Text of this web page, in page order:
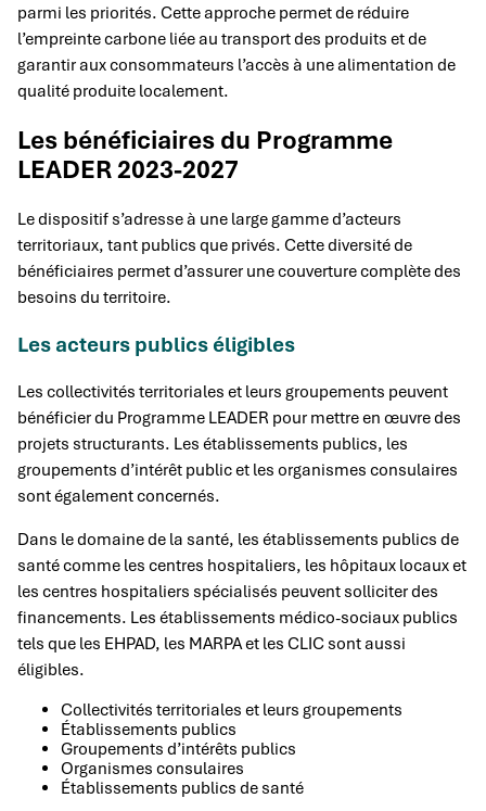
parmi les priorités. Cette approche permet de réduire
l’empreinte carbone liée au transport des produits et de
garantir aux consommateurs l’accès à une alimentation de
qualité produite localement.
Les bénéficiaires du Programme
LEADER 2023-2027
Le dispositif s’adresse à une large gamme d’acteurs
territoriaux, tant publics que privés. Cette diversité de
bénéficiaires permet d’assurer une couverture complète des
besoins du territoire.
Les acteurs publics éligibles
Les collectivités territoriales et leurs groupements peuvent
bénéficier du Programme LEADER pour mettre en œuvre des
projets structurants. Les établissements publics, les
groupements d’intérêt public et les organismes consulaires
sont également concernés.
Dans le domaine de la santé, les établissements publics de
santé comme les centres hospitaliers, les hôpitaux locaux et
les centres hospitaliers spécialisés peuvent solliciter des
financements. Les établissements médico-sociaux publics
tels que les EHPAD, les MARPA et les CLIC sont aussi
éligibles.
Collectivités territoriales et leurs groupements
Établissements publics
Groupements d’intérêts publics
Organismes consulaires
Établissements publics de santé